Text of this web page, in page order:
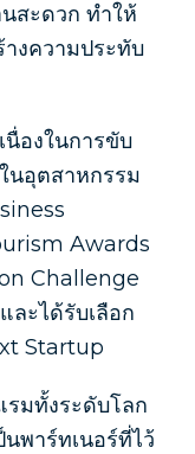
สะดวก ทำให้
งความประทับ
องในการขับ
นอุตสาหกรรม
Awards
Challenge
ละได้รับเลือก
Startup
รมทั้งระดับโลก
พาร์ทเนอร์ที่ไว้